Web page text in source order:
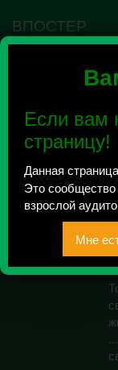
Если вам
страницу!
Данная
Это
взрослой
ВПОСТЕР
Ошибка VK API
сообщества
повторно.